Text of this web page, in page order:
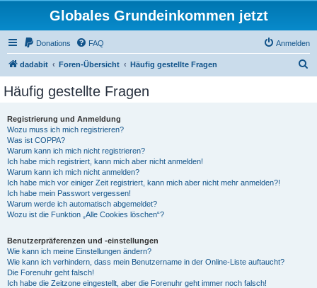
Globales Grundeinkommen jetzt
Donations FAQ Anmelden
dadabit Foren-Übersicht Häufig gestellte Fragen
Häufig gestellte Fragen
Registrierung und Anmeldung
Wozu muss ich mich registrieren?
Was ist COPPA?
Warum kann ich mich nicht registrieren?
Ich habe mich registriert, kann mich aber nicht anmelden!
Warum kann ich mich nicht anmelden?
Ich habe mich vor einiger Zeit registriert, kann mich aber nicht mehr anmelden?!
Ich habe mein Passwort vergessen!
Warum werde ich automatisch abgemeldet?
Wozu ist die Funktion „Alle Cookies löschen“?
Benutzerpräferenzen und -einstellungen
Wie kann ich meine Einstellungen ändern?
Wie kann ich verhindern, dass mein Benutzername in der Online-Liste auftaucht?
Die Forenuhr geht falsch!
Ich habe die Zeitzone eingestellt, aber die Forenuhr geht immer noch falsch!